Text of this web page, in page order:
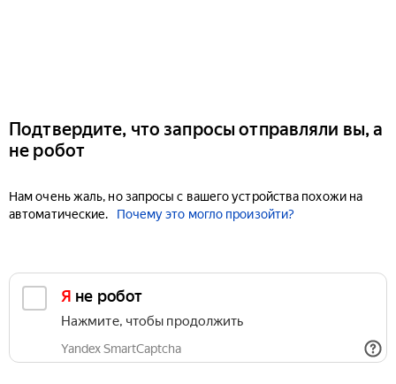
Подтвердите, что запросы отправляли вы, а
не робот
Нам очень жаль, но запросы с вашего устройства похожи на
автоматические.
Почему это могло произойти?
Я не робот
Нажмите, чтобы продолжить
Yandex SmartCaptcha